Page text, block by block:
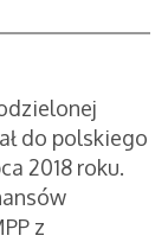
do polskiego
2018 roku.
z